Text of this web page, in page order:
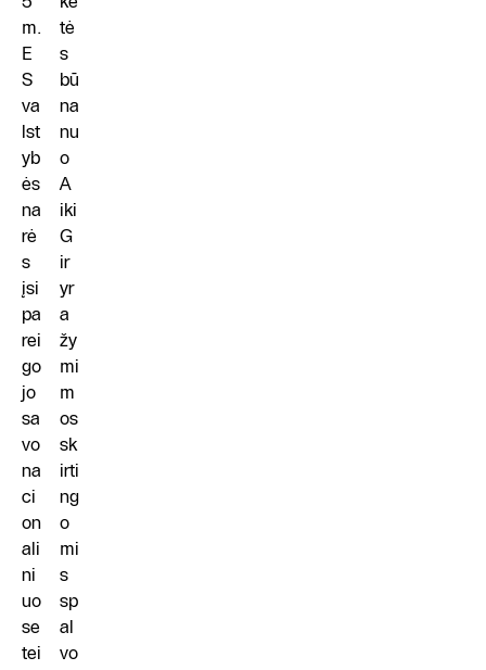
m.
E
S
va
lst
yb
ės
na
rė
s
įsi
pa
rei
go
jo
sa
vo
na
ci
on
ali
ni
uo
se
tei
tė
s
bū
na
nu
o
A
iki
G
ir
yr
a
žy
mi
m
os
sk
irti
ng
o
mi
s
sp
al
vo